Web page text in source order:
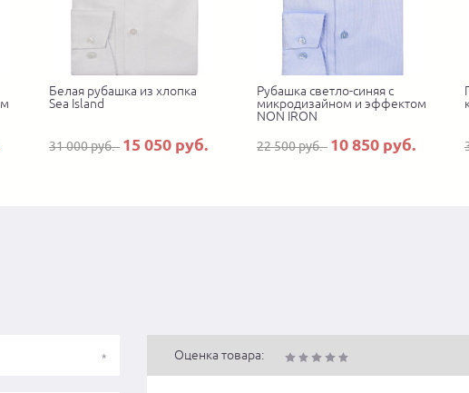
Белая рубашка из хлопка
Sea Island
31 000 руб. 15 050 руб.
Рубашка светло-синяя с
микродизайном и эффектом
NON IRON
22 500 руб. 10 850 руб.
Оценка товара: